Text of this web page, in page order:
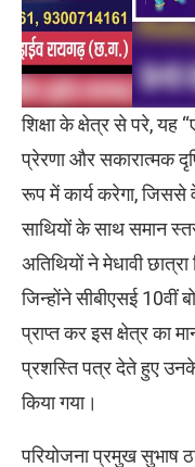
शिक्षा के क्षेत्र से परे, यह
प्रेरणा और सकारात्मक
रूप में कार्य करेगा,
साथियों के साथ समान
अतिथियों ने मेधावी छात्रा
जिन्होंने सीबीएसई 10वीं
प्राप्त कर इस क्षेत्र का
प्रशस्ति पत्र देते हुए उनके
किया गया।
परियोजना प्रमुख सुभाष